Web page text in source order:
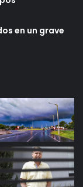
en un grave